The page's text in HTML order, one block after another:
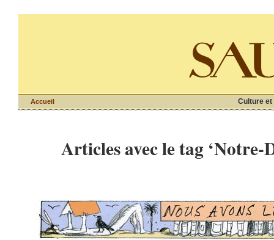
Culture et
Accueil
Articles avec le tag ‘Notre-